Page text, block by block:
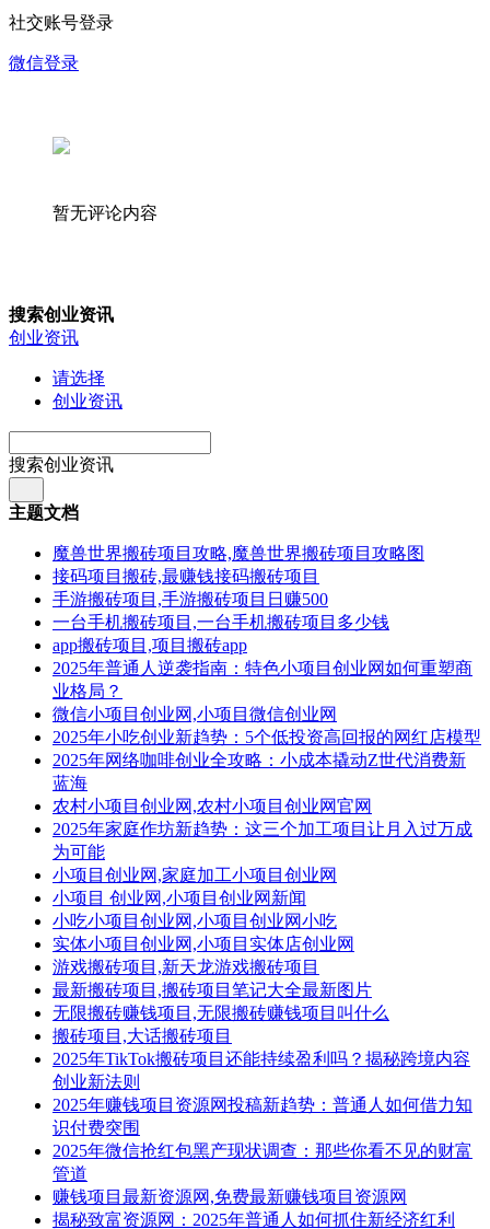
社交账号登录
微信登录
暂无评论内容
搜索创业资讯
创业资讯
请选择
创业资讯
搜索创业资讯
主题文档
魔兽世界搬砖项目攻略,魔兽世界搬砖项目攻略图
接码项目搬砖,最赚钱接码搬砖项目
手游搬砖项目,手游搬砖项目日赚500
一台手机搬砖项目,一台手机搬砖项目多少钱
app搬砖项目,项目搬砖app
2025年普通人逆袭指南：特色小项目创业网如何重塑商
业格局？
微信小项目创业网,小项目微信创业网
2025年小吃创业新趋势：5个低投资高回报的网红店模型
2025年网络咖啡创业全攻略：小成本撬动Z世代消费新
蓝海
农村小项目创业网,农村小项目创业网官网
2025年家庭作坊新趋势：这三个加工项目让月入过万成
为可能
小项目创业网,家庭加工小项目创业网
小项目 创业网,小项目创业网新闻
小吃小项目创业网,小项目创业网小吃
实体小项目创业网,小项目实体店创业网
游戏搬砖项目,新天龙游戏搬砖项目
最新搬砖项目,搬砖项目笔记大全最新图片
无限搬砖赚钱项目,无限搬砖赚钱项目叫什么
搬砖项目,大话搬砖项目
2025年TikTok搬砖项目还能持续盈利吗？揭秘跨境内容
创业新法则
2025年赚钱项目资源网投稿新趋势：普通人如何借力知
识付费突围
2025年微信抢红包黑产现状调查：那些你看不见的财富
管道
赚钱项目最新资源网,免费最新赚钱项目资源网
揭秘致富资源网：2025年普通人如何抓住新经济红利